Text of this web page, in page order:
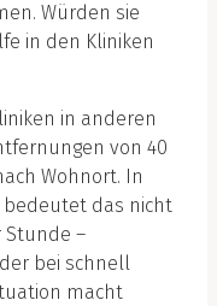
Würden sie
in den Kliniken
in anderen
von 40
Wohnort. In
bedeutet das nicht
Stunde –
bei schnell
macht